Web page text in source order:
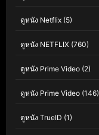
ดูหนัง Netflix (5)
ดูหนัง NETFLIX (760)
ดูหนัง Prime Video (2)
ดูหนัง Prime Video (146)
ดูหนัง TrueID (1)